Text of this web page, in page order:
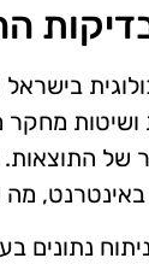
ושיטות
של
נתונים